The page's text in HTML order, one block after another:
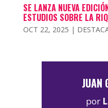
SE LANZA NUEVA
ESTUDIOS SOBRE LA
OCT 22, 2025 |
JUAN
por